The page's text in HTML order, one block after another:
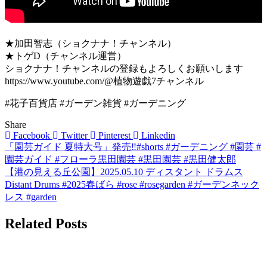
★加田智志（ショクナナ！チャンネル）
★トゲD（チャンネル運営）
ショクナナ！チャンネルの登録もよろしくお願いします
https://www.youtube.com/@植物遊戯7チャンネル
#花子百貨店 #ガーデン雑貨 #ガーデニング
Share
Facebook
Twitter Pinterest Linkedin
投
稿
ナ
ゲ
「園芸ガイド 夏特大号」発売‼️#shorts #ガーデニング #園芸 #
園芸ガイド #フローラ黒田園芸 #黒田園芸 #黒田健太郎
【港の見える丘公園】2025.05.10 ディスタント ドラムス
Distant Drums #2025春ばら #rose #rosegarden #ガーデンネック
レス #garden
Related Posts